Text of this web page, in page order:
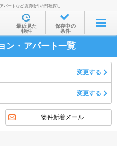
探す
沿線・駅から
住所から
件特集から
動産会社から
パートなど賃貸物件の部屋探し
最近見た
物件
保存中の
条件
ン・アパート一覧
変更する
変更する
物件新着メール